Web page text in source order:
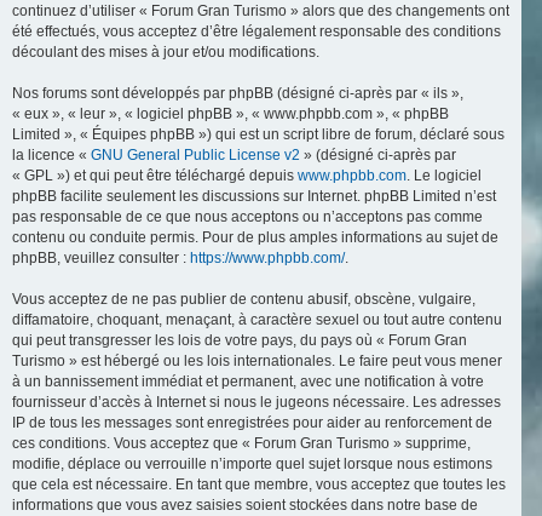
continuez d’utiliser « Forum Gran Turismo » alors que des changements ont
été effectués, vous acceptez d’être légalement responsable des conditions
découlant des mises à jour et/ou modifications.
Nos forums sont développés par phpBB (désigné ci-après par « ils »,
« eux », « leur », « logiciel phpBB », « www.phpbb.com », « phpBB
Limited », « Équipes phpBB ») qui est un script libre de forum, déclaré sous
la licence « GNU General Public License v2 » (désigné ci-après par
« GPL ») et qui peut être téléchargé depuis www.phpbb.com. Le logiciel
phpBB facilite seulement les discussions sur Internet. phpBB Limited n’est
pas responsable de ce que nous acceptons ou n’acceptons pas comme
contenu ou conduite permis. Pour de plus amples informations au sujet de
phpBB, veuillez consulter : https://www.phpbb.com/.
Vous acceptez de ne pas publier de contenu abusif, obscène, vulgaire,
diffamatoire, choquant, menaçant, à caractère sexuel ou tout autre contenu
qui peut transgresser les lois de votre pays, du pays où « Forum Gran
Turismo » est hébergé ou les lois internationales. Le faire peut vous mener
à un bannissement immédiat et permanent, avec une notification à votre
fournisseur d’accès à Internet si nous le jugeons nécessaire. Les adresses
IP de tous les messages sont enregistrées pour aider au renforcement de
ces conditions. Vous acceptez que « Forum Gran Turismo » supprime,
modifie, déplace ou verrouille n’importe quel sujet lorsque nous estimons
que cela est nécessaire. En tant que membre, vous acceptez que toutes les
informations que vous avez saisies soient stockées dans notre base de